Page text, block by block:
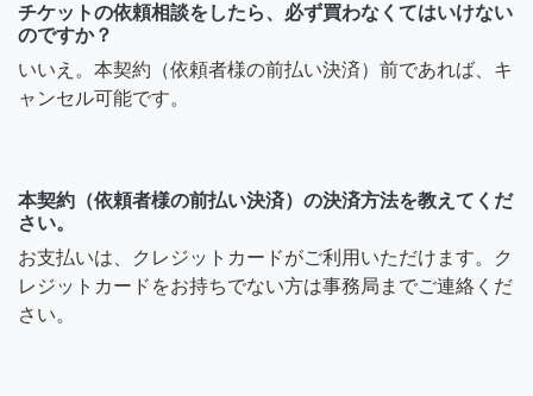
チケットの依頼相談をしたら、必ず買わなくてはいけない
のですか？
いいえ。本契約（依頼者様の前払い決済）前であれば、キ
ャンセル可能です。
本契約（依頼者様の前払い決済）の決済方法を教えてくだ
さい。
お支払いは、クレジットカードがご利用いただけます。ク
レジットカードをお持ちでない方は事務局までご連絡くだ
さい。